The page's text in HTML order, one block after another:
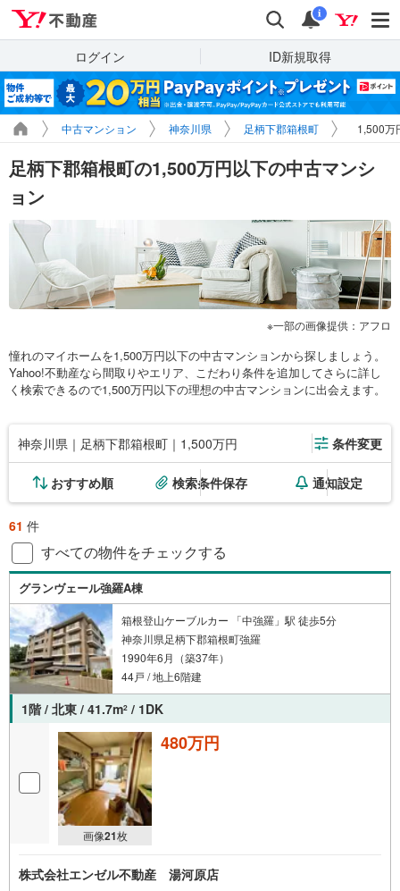
検索 通知
i
ログイン ID新規取得
中古マンション 神奈川県 足柄下郡箱根町 1,500万
足柄下郡箱根町の1,500万円以下の中古マンシ
ョン
一部の画像提供：アフロ
憧れのマイホームを1,500万円以下の中古マンションから探しましょう。
Yahoo!不動産なら間取りやエリア、こだわり条件を追加してさらに詳し
く検索できるので1,500万円以下の理想の中古マンションに出会えます。
神奈川県｜足柄下郡箱根町｜1,500万円 条件変更
おすすめ順 検索条件保存 通知設定
61 件
すべての物件をチェックする
グランヴェール強羅A棟
箱根登山ケーブルカー 「中強羅」駅 徒歩5分
神奈川県足柄下郡箱根町強羅
1990年6月（築37年）
44戸 / 地上6階建
1階 / 北東 / 41.7m2 / 1DK
画像21枚
480万円
株式会社エンゼル不動産 湯河原店